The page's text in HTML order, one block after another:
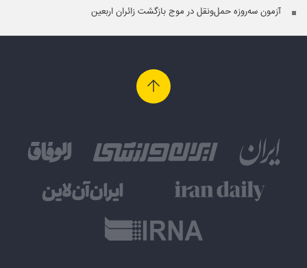
آزمون سه‌روزه حمل‌ونقل در موج بازگشت زائران اربعین